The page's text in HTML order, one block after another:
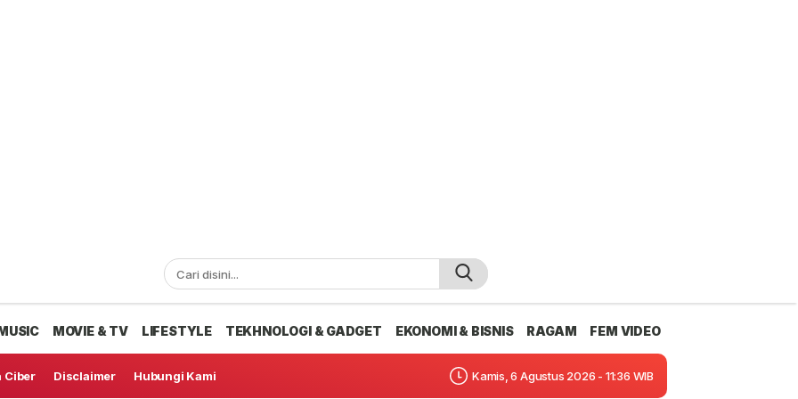
MOVIE & TV LIFESTYLE TEKHNOLOGI & GADGET EKONOMI & BISNIS RAGAM FEM VIDEO
Ciber Disclaimer Hubungi Kami Kamis, 6 Agustus 2026 - 11:36 WIB